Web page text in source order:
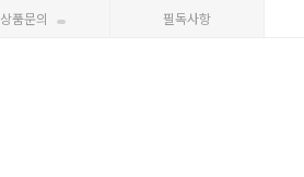
상품문의 필독사항